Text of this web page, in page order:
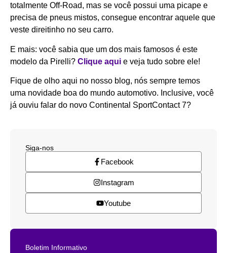
totalmente Off-Road, mas se você possui uma picape e
precisa de pneus mistos, consegue encontrar aquele que
veste direitinho no seu carro.
E mais: você sabia que um dos mais famosos é este
modelo da Pirelli? Clique aqui e veja tudo sobre ele!
Fique de olho aqui no nosso blog, nós sempre temos
uma novidade boa do mundo automotivo. Inclusive, você
já ouviu falar do novo Continental SportContact 7?
Siga-nos
Facebook
Instagram
Youtube
Boletim Informativo